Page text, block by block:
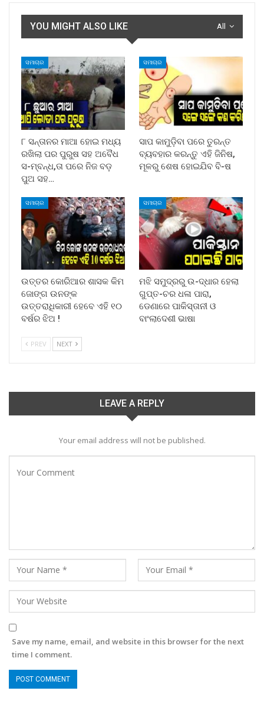
All
YOU MIGHT ALSO LIKE
ସମାଚାର
୮ ସନ୍ତାନର ମାଆ ହୋଇ ମଧ୍ୟ
ରଖିଲା ପର ପୁରୁଷ ସହ ଅବୈଧ
ସ-ମ୍ବନ୍ଧ,ତା ପରେ ନିଜ ବଡ଼
ପୁଅ ସହ…
ସମାଚାର
ସାପ କାମୁଡ଼ିବା ପରେ ତୁରନ୍ତ
ବ୍ୟବହାର କରନ୍ତୁ ଏହି ଜିନିଷ,
ମୂଳରୁ ଶେଷ ହୋଇଯିବ ବି-ଷ
ସମାଚାର
ଉତ୍ତର କୋରିଆର ଶାସକ କିମ
ଜୋଙ୍ଗ ଉନଙ୍କ
ଉତ୍ତରାଧିକାରୀ ହେବେ ଏହି ୧୦
ବର୍ଷର ଝିଅ !
ସମାଚାର
ମଝି ସମୁଦ୍ରରୁ ଉ-ଦ୍ଧାର ହେଲା
ଗୁପ୍ତ-ଚର ଧଳା ପାରା,
ଡେଣାରେ ପାକିସ୍ତାନୀ ଓ
ବାଂଲାଦେଶୀ ଭାଷା
PREV NEXT
LEAVE A REPLY
Your email address will not be published.
Save my name, email, and website in this browser for the next
time I comment.